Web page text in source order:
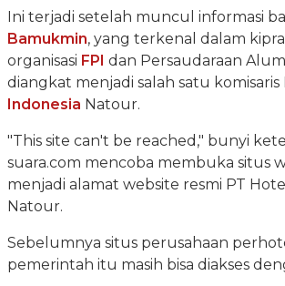
Ini terjadi setelah muncul informasi
Bamukmin, yang terkenal dalam
organisasi FPI dan Persaudaraan
diangkat menjadi salah satu komisaris
Indonesia Natour.
"This site can't be reached," bunyi
suara.com mencoba membuka situs
menjadi alamat website resmi PT
Natour.
Sebelumnya situs perusahaan
pemerintah itu masih bisa diakses